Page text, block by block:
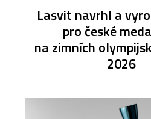
Lasvit navrhl a
pro české
na zimních
2026